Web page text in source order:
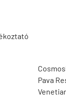
Pava